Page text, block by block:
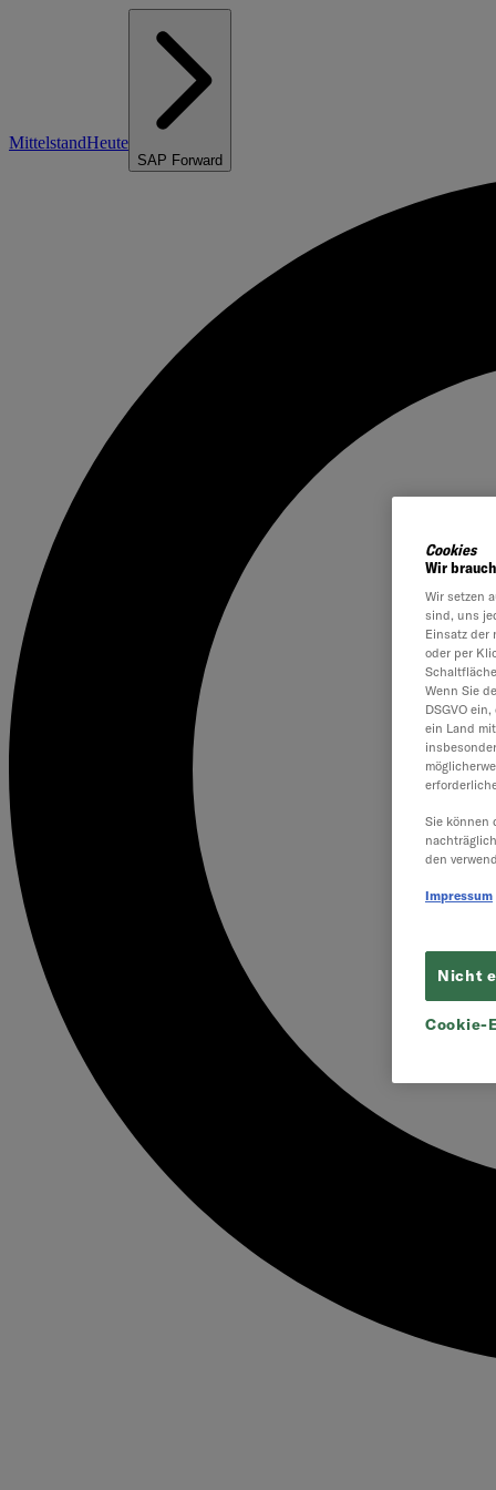
MittelstandHeute
SAP Forward
Cookies
Wir
Wir setzen
sind, uns
Einsatz der
oder per
Wenn Sie
DSGVO
ein Land
Sie können
den
Impressum
Cookie-
Nicht